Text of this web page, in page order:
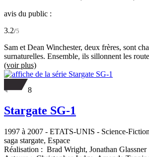
avis du public :
3.2/5
Sam et Dean Winchester, deux frères, sont
surnaturelles. Ensemble, ils sillonnent les
(voir plus)
8
Stargate SG-1
1997 à 2007 - ETATS-UNIS - Science-
saga stargate, Espace
Réalisation : Brad Wright, Jonathan Glassner